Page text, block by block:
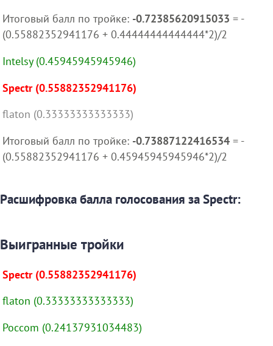
Итоговый балл по тройке: -0.72385620915033 = -
(0.55882352941176 + 0.44444444444444*2)/2
Intelsy (0.45945945945946)
Spectr (0.55882352941176)
flaton (0.33333333333333)
Итоговый балл по тройке: -0.73887122416534 = -
(0.55882352941176 + 0.45945945945946*2)/2
Расшифровка балла голосования за Spectr:
Выигранные тройки
Spectr (0.55882352941176)
flaton (0.33333333333333)
Poccom (0.24137931034483)